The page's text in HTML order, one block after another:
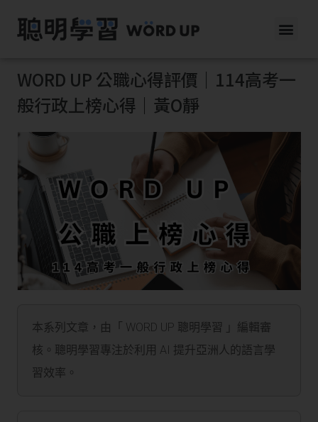
WORD UP 公職心得評價｜114高考一
般行政上榜心得｜黃O靜
本系列文章，由「 WORD UP 聰明學習 」編輯審
核。聰明學習專注於利用 AI 提升亞洲人的語言學
習效率。